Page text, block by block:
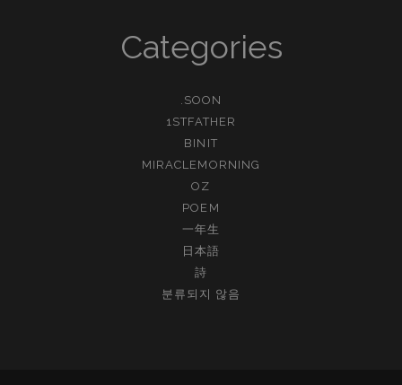
Categories
.SOON
1STFATHER
BINIT
MIRACLEMORNING
OZ
POEM
一年生
日本語
詩
분류되지 않음